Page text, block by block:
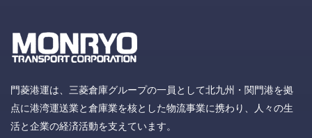
門菱港運は、三菱倉庫グループの一員として北九州・関門港を拠
点に港湾運送業と倉庫業を核とした物流事業に携わり、人々の生
活と企業の経済活動を支えています。